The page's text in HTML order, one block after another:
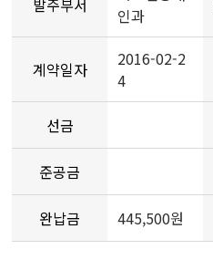
발주부서
인과
계약일자
2016-02-2
4
선금
준공금
완납금 445,500원